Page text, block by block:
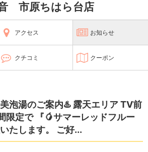
市原ちはら台店
アクセス お知らせ
クチコミ クーポン
泡湯のご案内♨️ 露天エリア TV前
限定で 『🥭サマーレッドフルー
たします。 ご好...